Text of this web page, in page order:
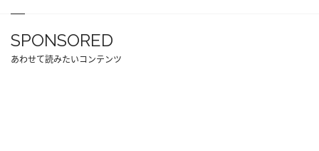
SPONSORED
あわせて読みたいコンテンツ